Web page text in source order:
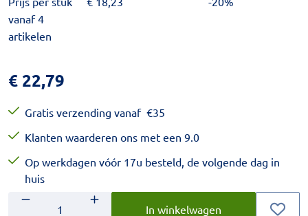
vanaf 4
artikelen
€ 22,79
Gratis verzending vanaf €35
Klanten waarderen ons met een 9.0
Op werkdagen vóór 17u besteld, de volgende dag in
huis
Aantal
Voer het gewenste aantal in.
In winkelwagen